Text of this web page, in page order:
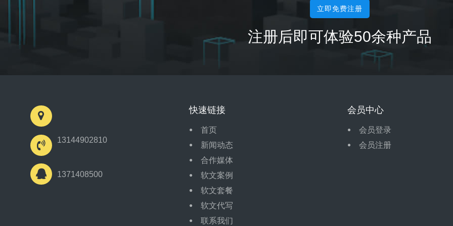
立即免费注册
注册后即可体验50余种产品
13144902810
1371408500
快速链接
首页
新闻动态
合作媒体
软文案例
软文套餐
软文代写
联系我们
会员中心
会员登录
会员注册